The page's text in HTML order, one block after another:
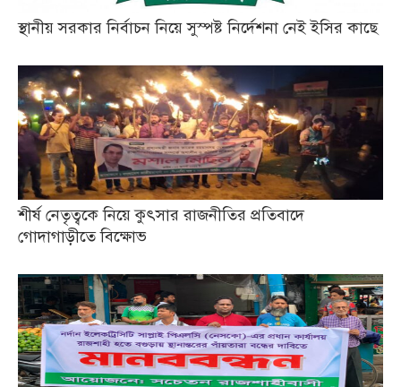
স্থানীয় সরকার নির্বাচন নিয়ে সুস্পষ্ট নির্দেশনা নেই ইসির কাছে
শীর্ষ নেতৃত্বকে নিয়ে কুৎসার রাজনীতির প্রতিবাদে
গোদাগাড়ীতে বিক্ষোভ